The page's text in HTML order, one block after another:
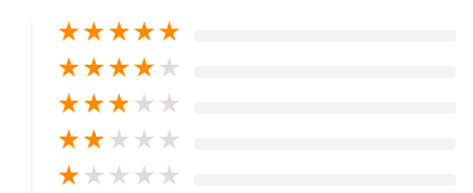
★★★★★
★★★★ ★
★★★ ★ ★
★★ ★ ★ ★
★ ★ ★ ★ ★